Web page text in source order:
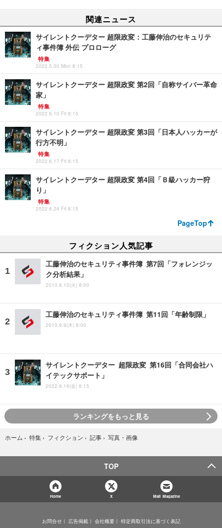
関連ニュース
サイレントクーデター 超限政変：工藤伸治のセキュリテ
ィ事件簿 外伝 プロローグ
特集
2022.5.30 Mon 8:15
サイレントクーデター 超限政変 第2回「自称サイバー革命
家」
特集
2022.6.10 Fri 8:15
サイレントクーデター 超限政変 第3回「日本人ハッカーが
行方不明」
特集
2022.6.17 Fri 8:15
サイレントクーデター 超限政変 第4回「Ｂ級ハッカー狩
り」
特集
2022.6.24 Fri 8:15
PageTop
フィクション人気記事
工藤伸治のセキュリティ事件簿 第7回「フォレンジッ
ク分析結果」
2010.8.10(火) 8:00
工藤伸治のセキュリティ事件簿 第11回「年齢制限」
2010.9.9(木) 8:00
サイレントクーデター 超限政変 第16回「合同会社ハ
イテックサポート」
2022.9.16(金) 8:15
ランキングをもっと見る
ホーム › 特集 › フィクション › 記事 › 写真・画像
TOP
Home X Mail Magazine
お問合せ 広告掲載 会社概要 特定商取引法に基づく表記